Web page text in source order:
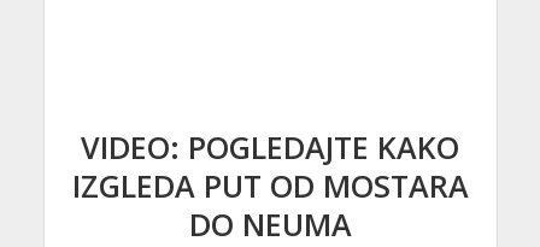
VIDEO: POGLEDAJTE KAKO
IZGLEDA PUT OD MOSTARA
DO NEUMA